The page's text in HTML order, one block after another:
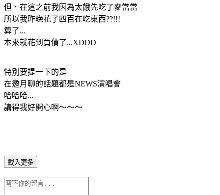
但．在這之前我因為太餓先吃了麥當當
所以我昨晚花了四百在吃東西??!!!
算了...
本來就花到負債了...XDDD
特別要提一下的是
在邀月聊的話題都是NEWS演唱會
哈哈哈...
講得我好開心啊～～～
載入更多